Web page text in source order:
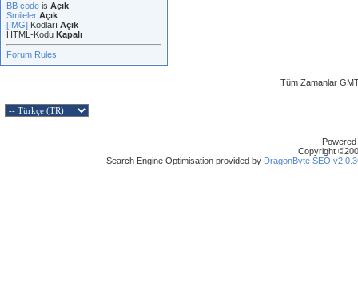
BB code is Açık
Smileler Açık
[IMG] Kodları Açık
HTML-Kodu Kapalı
Forum Rules
Tüm Zamanlar
Copyright
Search Engine Optimisation provided by DragonByte SEO